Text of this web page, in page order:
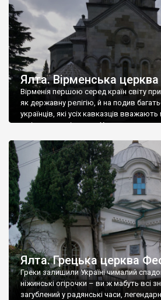
Ялта. Вірменська церква
Вірменія першою серед країн світу
як державну релігію, й на подив
українців, які усіх кавказців
є відданими вірянами Христа
Ялта. Грецька церква
Греки залишили Україні чималий
ніжинські огірочки – ви ж мабуть всі
загублений у радянські часи,